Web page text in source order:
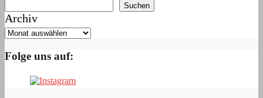
Suchen
Archiv
Folge uns auf: